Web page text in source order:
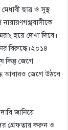
ছাত্র ও সুস্থ
হয়ে দেখা দিবে।
বিরুদ্ধে।২০১৪
কিন্তু জেগে
আবারও জেগে উঠবে
জানিয়ে
গ্রেফতার করুন ও